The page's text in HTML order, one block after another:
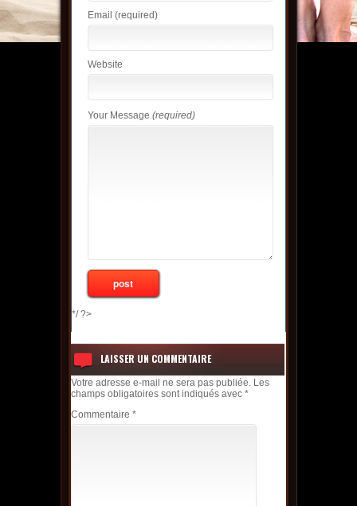
Email (required)
Website
Your Message (required)
*/ ?>
LAISSER UN COMMENTAIRE
Votre adresse e-mail ne sera pas publiée. Les
champs obligatoires sont indiqués avec *
Commentaire *